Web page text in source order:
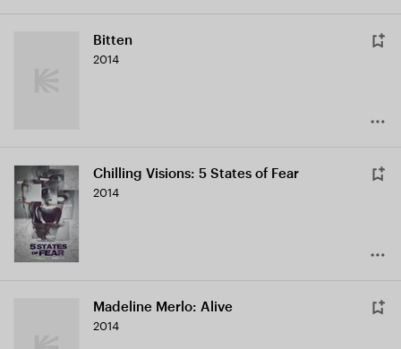
Bitten
2014
Chilling Visions: 5 States of Fear
2014
Madeline Merlo: Alive
2014